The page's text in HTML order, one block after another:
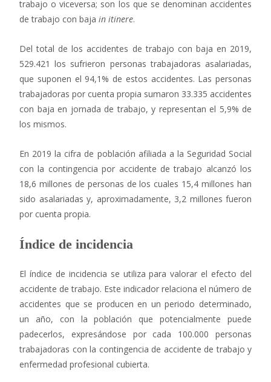
trabajo o viceversa; son los que se denominan accidentes
de trabajo con baja in itinere.
Del total de los accidentes de trabajo con baja en 2019,
529.421 los sufrieron personas trabajadoras asalariadas,
que suponen el 94,1% de estos accidentes. Las personas
trabajadoras por cuenta propia sumaron 33.335 accidentes
con baja en jornada de trabajo, y representan el 5,9% de
los mismos.
En 2019 la cifra de población afiliada a la Seguridad Social
con la contingencia por accidente de trabajo alcanzó los
18,6 millones de personas de los cuales 15,4 millones han
sido asalariadas y, aproximadamente, 3,2 millones fueron
por cuenta propia.
Índice de incidencia
El índice de incidencia se utiliza para valorar el efecto del
accidente de trabajo. Este indicador relaciona el número de
accidentes que se producen en un periodo determinado,
un año, con la población que potencialmente puede
padecerlos, expresándose por cada 100.000 personas
trabajadoras con la contingencia de accidente de trabajo y
enfermedad profesional cubierta.